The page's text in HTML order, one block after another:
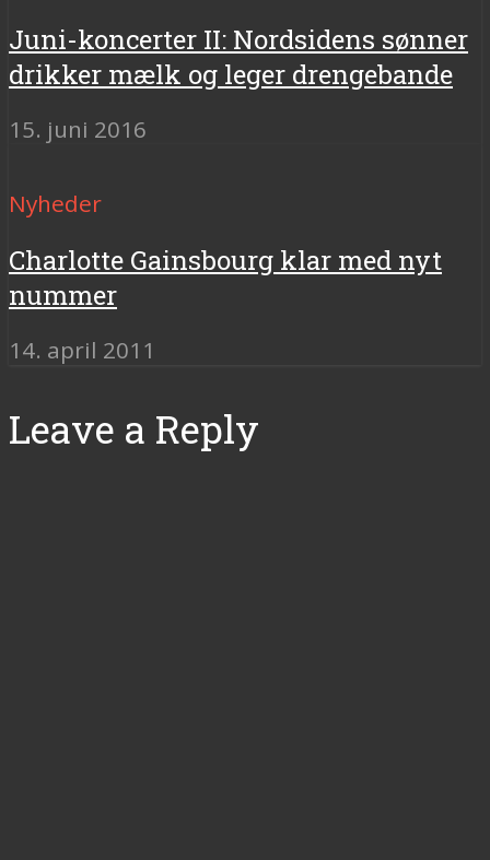
Juni-koncerter II: Nordsidens sønner
drikker mælk og leger drengebande
15. juni 2016
Nyheder
Charlotte Gainsbourg klar med nyt
nummer
14. april 2011
Leave a Reply